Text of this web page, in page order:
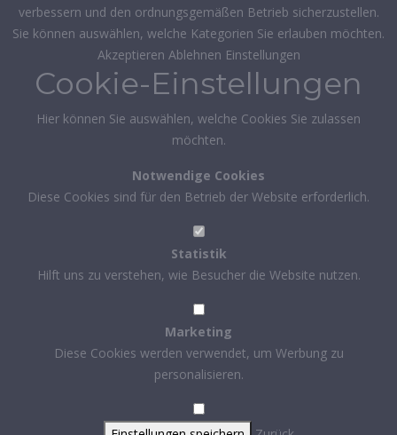
verbessern und den ordnungsgemäßen Betrieb sicherzustellen.
Sie können auswählen, welche Kategorien Sie erlauben möchten.
Akzeptieren Ablehnen Einstellungen
Cookie-Einstellungen
Hier können Sie auswählen, welche Cookies Sie zulassen
möchten.
Notwendige Cookies
Diese Cookies sind für den Betrieb der Website erforderlich.
Statistik
Hilft uns zu verstehen, wie Besucher die Website nutzen.
Marketing
Diese Cookies werden verwendet, um Werbung zu
personalisieren.